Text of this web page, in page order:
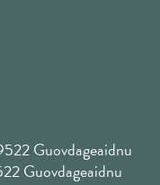
Guovdageaidnu
Guovdageaidnu